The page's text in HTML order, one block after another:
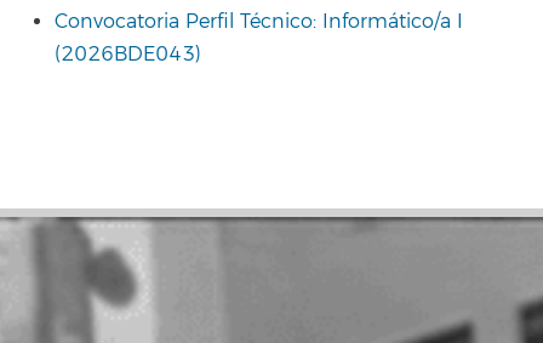
Convocatoria Perfil Técnico: Informático/a I
(2026BDE043)